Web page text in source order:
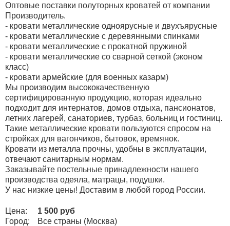
Оптовые поставки полуторных кроватей от компании
Производитель.
- кровати металлические одноярусные и двухъярусные
- кровати металлические с деревянными спинками
- кровати металлические с прокатной пружиной
- кровати металлические со сварной сеткой (эконом
класс)
- кровати армейские (для военных казарм)
Мы производим высококачественную
сертифицированную продукцию, которая идеально
подходит для интернатов, домов отдыха, пансионатов,
летних лагерей, санаториев, турбаз, больниц и гостиниц.
Такие металлические кровати пользуются спросом на
стройках для вагончиков, бытовок, времянок.
Кровати из металла прочны, удобны в эксплуатации,
отвечают санитарным нормам.
Заказывайте постельные принадлежности нашего
производства одеяла, матрацы, подушки.
У нас низкие цены! Доставим в любой город России.
Цена:
1 500 руб
Город:
Все страны (Москва)